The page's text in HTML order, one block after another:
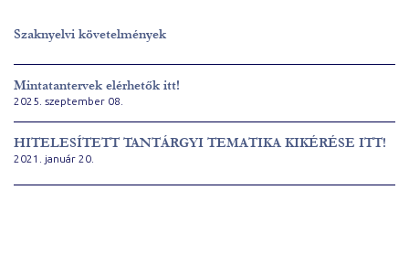
Szaknyelvi követelmények
Mintatantervek elérhetők itt!
2025. szeptember 08.
HITELESÍTETT TANTÁRGYI TEMATIKA KIKÉRÉSE ITT!
2021. január 20.